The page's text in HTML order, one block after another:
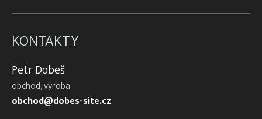
KONTAKTY
Petr Dobeš
obchod, výroba
obchod@dobes-site.cz